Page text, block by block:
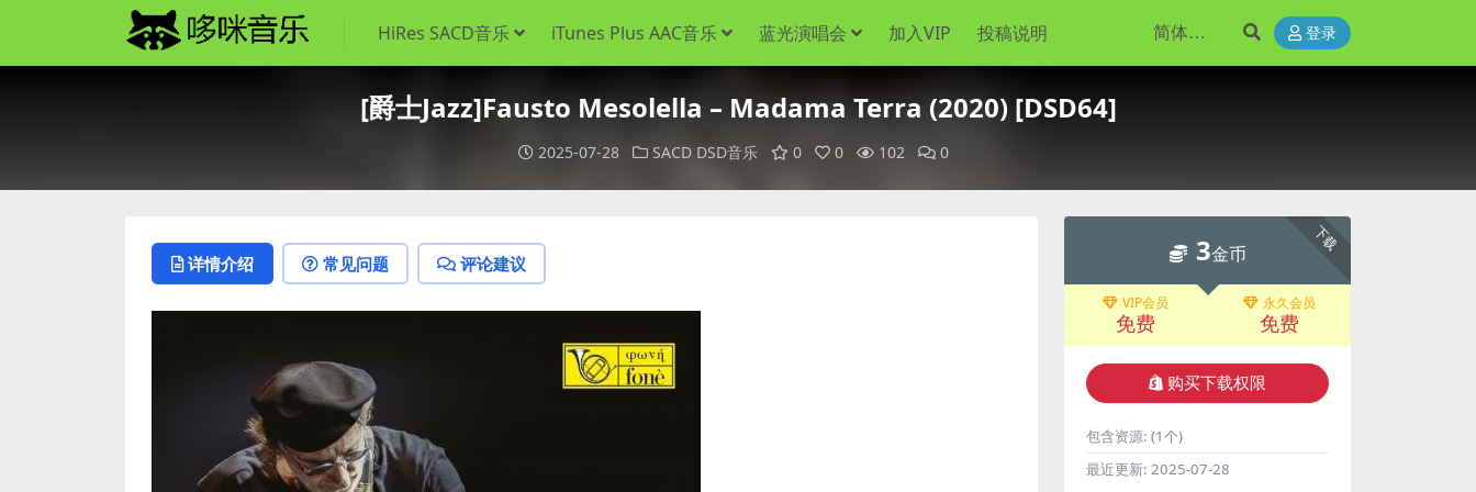
HiRes SACD音乐 iTunes Plus AAC音乐 蓝光演唱会 加入VIP 投稿说明 登录
[爵士Jazz]Fausto Mesolella – Madama Terra (2020) [DSD64]
2025-07-28 SACD DSD音乐 0 0 102 0
详情介绍 常见问题 评论建议
下载
3金币
VIP会员
免费
永久会员
免费
购买下载权限
包含资源: (1个)
最近更新: 2025-07-28